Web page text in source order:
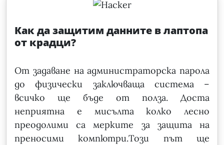
Как да защитим данните в лаптопа
от крадци?
От задаване на администраторска парола
до физически заключваща система –
всичко ще бъде от полза. Доста
нeприятна e мисълта колко лесно
преодолими са мерките за защита на
преносими компютри.Toзи път ще